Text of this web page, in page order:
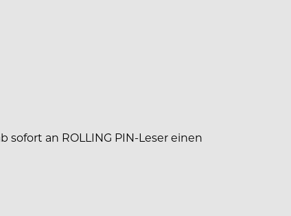
sofort an ROLLING PIN-Leser einen